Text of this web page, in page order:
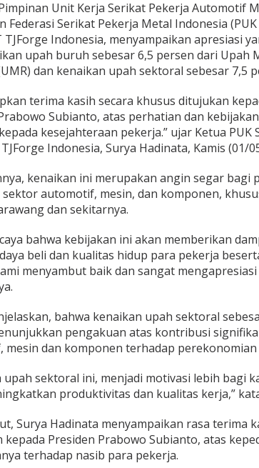
Pimpinan Unit Kerja Serikat Pekerja Automotif
Federasi Serikat Pekerja Metal Indonesia (PUK
TJForge Indonesia, menyampaikan apresiasi
upah buruh sebesar 6,5 persen dari Upah
dan kenaikan upah sektoral sebesar 7,5
terima kasih secara khusus ditujukan
Subianto, atas perhatian dan
kesejahteraan pekerja.” ujar Ketua PUK
TJForge Indonesia, Surya Hadinata, Kamis (01/
kenaikan ini merupakan angin segar bagi
sektor automotif, mesin, dan komponen,
dan sekitarnya.
bahwa kebijakan ini akan memberikan
beli dan kualitas hidup para pekerja
menyambut baik dan sangat
bahwa kenaikan upah sektoral
pengakuan atas kontribusi
mesin dan komponen terhadap perekonomian
upah sektoral ini, menjadi motivasi lebih bagi
produktivitas dan kualitas kerja,”
Surya Hadinata menyampaikan rasa terima
kepada Presiden Prabowo Subianto, atas
terhadap nasib para pekerja.